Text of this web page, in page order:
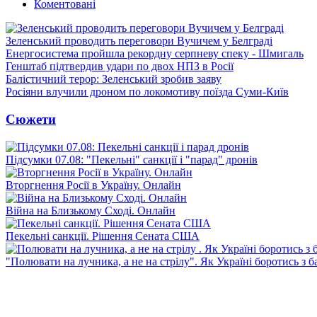
Коментовані
Зеленський проводить переговори Вучичем у Белграді
Енергосистема пройшла рекордну серпневу спеку - Шмигаль
Генштаб підтвердив удари по двох НПЗ в Росії
Балістичний терор: Зеленський зробив заяву
Росіяни влучили дроном по локомотиву поїзда Суми-Київ
Сюжети
Підсумки 07.08: "Пекельні" санкції і "парад" дронів
Вторгнення Росії в Україну. Онлайн
Війна на Близькому Сході. Онлайн
Пекельні санкції. Рішення Сената США
"Полювати на лучника, а не на стрілу". Як Україні боротись з